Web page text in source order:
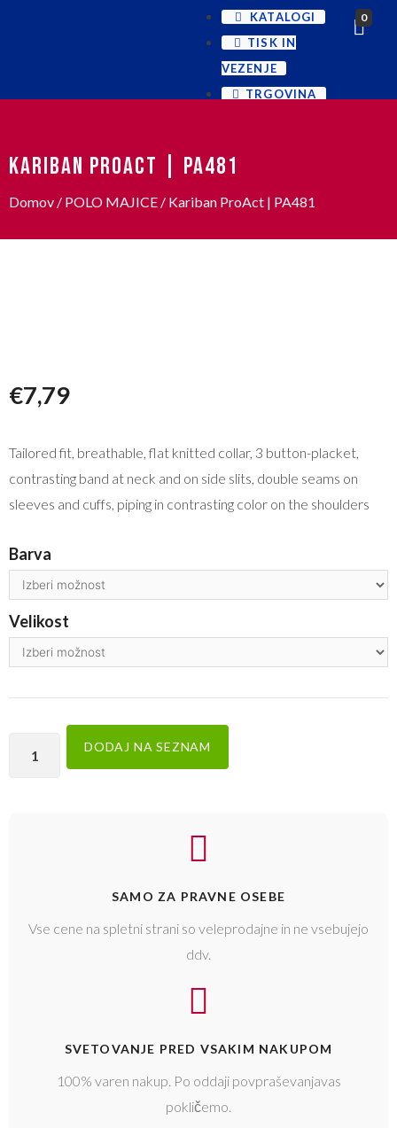
KATALOGI
TISK IN
VEZENJE
TRGOVINA
0
KARIBAN PROACT | PA481
Domov / POLO MAJICE / Kariban ProAct | PA481
€7,79
Tailored fit, breathable, flat knitted collar, 3 button-placket,
contrasting band at neck and on side slits, double seams on
sleeves and cuffs, piping in contrasting color on the shoulders
Barva
Velikost
DODAJ NA SEZNAM
SAMO ZA PRAVNE OSEBE
Vse cene na spletni strani so veleprodajne in ne vsebujejo
ddv.
SVETOVANJE PRED VSAKIM NAKUPOM
100% varen nakup. Po oddaji povpraševanjavas
pokličemo.